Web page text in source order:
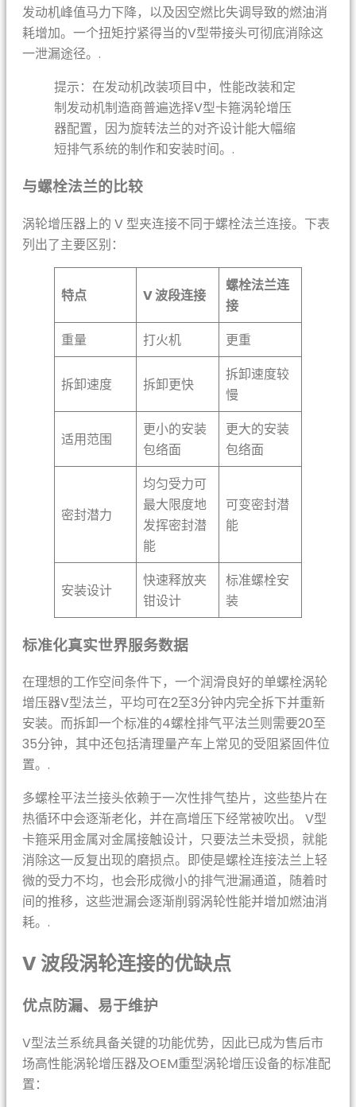
发动机峰值马力下降，以及因空燃比失调导致的燃油消
耗增加。一个扭矩拧紧得当的V型带接头可彻底消除这
一泄漏途径。.
提示：在发动机改装项目中，性能改装和定
制发动机制造商普遍选择V型卡箍涡轮增压
器配置，因为旋转法兰的对齐设计能大幅缩
短排气系统的制作和安装时间。.
与螺栓法兰的比较
涡轮增压器上的 V 型夹连接不同于螺栓法兰连接。下表
列出了主要区别：
特点 V 波段连接
螺栓法兰连
接
重量
打火机 更重
拆卸速度 拆卸更快
拆卸速度较
慢
适用范围
更小的安装
包络面
更大的安装
包络面
密封潜力
均匀受力可
最大限度地
发挥密封潜
能
可变密封潜
能
安装设计
快速释放夹
钳设计
标准螺栓安
装
标准化真实世界服务数据
在理想的工作空间条件下，一个润滑良好的单螺栓涡轮
增压器V型法兰，平均可在2至3分钟内完全拆下并重新
安装。而拆卸一个标准的4螺栓排气平法兰则需要20至
35分钟，其中还包括清理量产车上常见的受阻紧固件位
置。.
多螺栓平法兰接头依赖于一次性排气垫片，这些垫片在
热循环中会逐渐老化，并在高增压下经常被吹出。 V型
卡箍采用金属对金属接触设计，只要法兰未受损，就能
消除这一反复出现的磨损点。即使是螺栓连接法兰上轻
微的受力不均，也会形成微小的排气泄漏通道，随着时
间的推移，这些泄漏会逐渐削弱涡轮性能并增加燃油消
耗。.
V 波段涡轮连接的优缺点
优点防漏、易于维护
V型法兰系统具备关键的功能优势，因此已成为售后市
场高性能涡轮增压器及OEM重型涡轮增压设备的标准配
置：